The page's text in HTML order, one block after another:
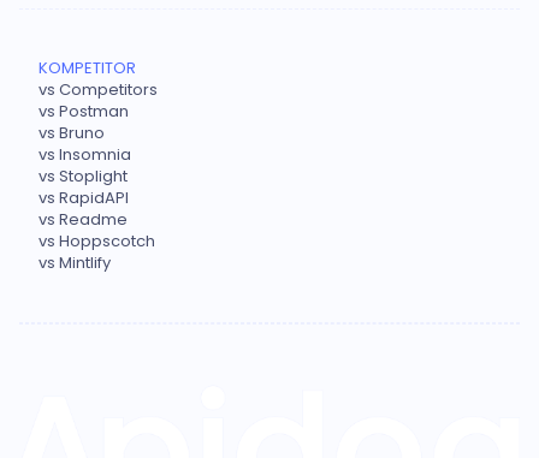
KOMPETITOR
vs Competitors
vs Postman
vs Bruno
vs Insomnia
vs Stoplight
vs RapidAPI
vs Readme
vs Hoppscotch
vs Mintlify